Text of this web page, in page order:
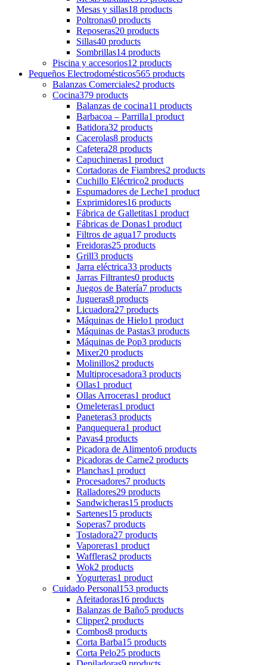
Mesas y sillas18 products
Poltronas0 products
Reposeras20 products
Sillas40 products
Sombrillas14 products
Piscina y accesorios12 products
Pequeños Electrodomésticos565 products
Balanzas Comerciales2 products
Cocina379 products
Balanzas de cocina11 products
Barbacoa – Parrilla1 product
Batidora32 products
Cacerolas8 products
Cafetera28 products
Capuchineras1 product
Cortadoras de Fiambres2 products
Cuchillo Eléctrico2 products
Espumadores de Leche1 product
Exprimidores16 products
Fábrica de Galletitas1 product
Fábricas de Donas1 product
Filtros de agua17 products
Freidoras25 products
Grill3 products
Jarra eléctrica33 products
Jarras Filtrantes0 products
Juegos de Batería7 products
Jugueras8 products
Licuadora27 products
Máquinas de Hielo1 product
Máquinas de Pastas3 products
Máquinas de Pop3 products
Mixer20 products
Molinillos2 products
Multiprocesadora3 products
Ollas1 product
Ollas Arroceras1 product
Omeleteras1 product
Paneteras3 products
Panquequera1 product
Pavas4 products
Picadora de Alimento6 products
Picadoras de Carne2 products
Planchas1 product
Procesadores7 products
Ralladores29 products
Sandwicheras15 products
Sartenes15 products
Soperas7 products
Tostadora27 products
Vaporeras1 product
Waffleras2 products
Wok2 products
Yogurteras1 product
Cuidado Personal153 products
Afeitadoras16 products
Balanzas de Baño5 products
Clipper2 products
Combos8 products
Corta Barba15 products
Corta Pelo25 products